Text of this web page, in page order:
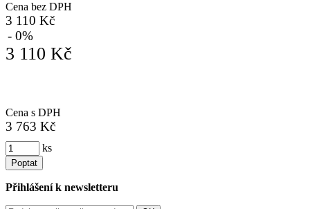
Cena bez DPH
3 110 Kč
- 0%
3 110 Kč
Cena s DPH
3 763 Kč
ks
Poptat
Přihlášení k newsletteru